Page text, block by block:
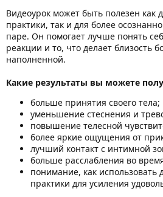
Видеоурок может быть полезен как
практики, так и для более
паре. Он помогает лучше понять
реакции и то, что делает близость
наполненной.
Какие результаты вы можете
больше принятия своего тела;
уменьшение стеснения и
повышение телесной
более яркие ощущения от
лучший контакт с интимной
больше расслабления во
понимание, как
практики для усиления